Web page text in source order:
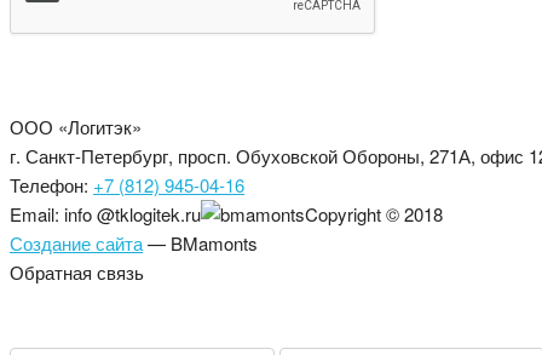
ООО «Логитэк»
г. Санкт-Петербург, просп. Обуховской Обороны, 271А, офис
Телефон: +7 (812) 945-04-16
Email: info @tklogitek.ru
Copyright © 2018
Создание сайта— BMamonts
Обратная связь